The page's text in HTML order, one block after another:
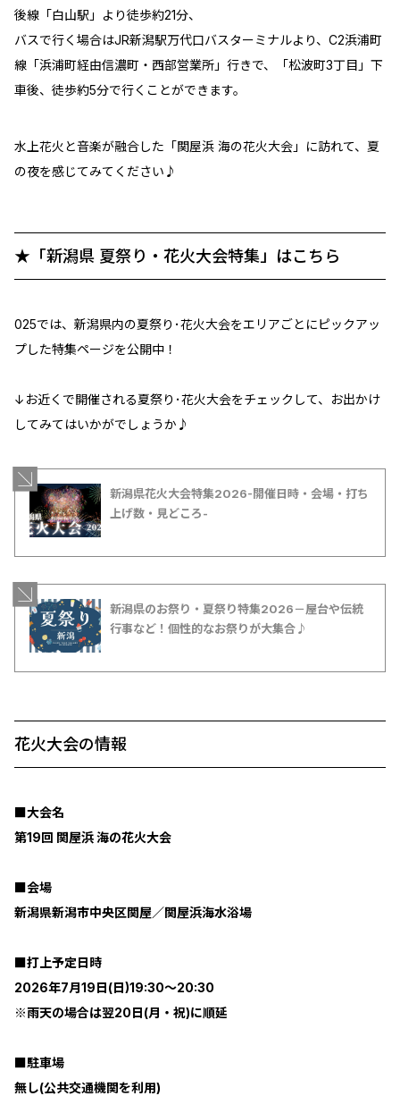
後線「白山駅」より徒歩約21分、
バスで行く場合はJR新潟駅万代口バスターミナルより、C2浜浦町
線「浜浦町経由信濃町・西部営業所」行きで、「松波町3丁目」下
車後、徒歩約5分で行くことができます。
水上花火と音楽が融合した「関屋浜 海の花火大会」に訪れて、夏
の夜を感じてみてください♪
★「新潟県 夏祭り・花火大会特集」はこちら
025では、新潟県内の夏祭り･花火大会をエリアごとにピックアッ
プした特集ページを公開中！
↓お近くで開催される夏祭り･花火大会をチェックして、お出かけ
してみてはいかがでしょうか♪
新潟県花火大会特集2026-開催日時・会場・打ち
上げ数・見どころ-
新潟県のお祭り・夏祭り特集2026－屋台や伝統
行事など！個性的なお祭りが大集合♪
花火大会の情報
■大会名
第19回 関屋浜 海の花火大会
■会場
新潟県新潟市中央区関屋／関屋浜海水浴場
■打上予定日時
2026年7月19日(日)19:30～20:30
※雨天の場合は翌20日(月・祝)に順延
■駐車場
無し(公共交通機関を利用)